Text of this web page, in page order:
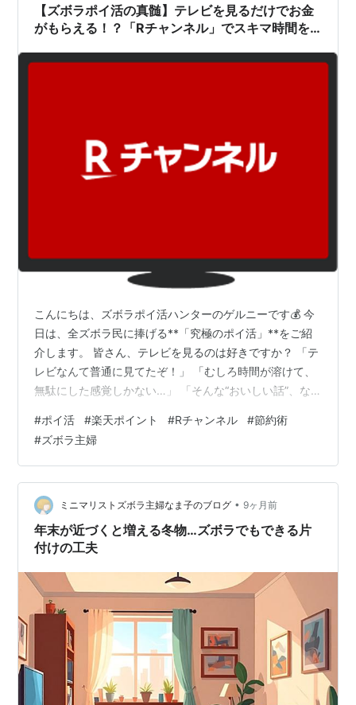
わ…
【ズボラポイ活の真髄】テレビを見るだけでお金
がもらえる！？「Rチャンネル」でスキマ時間を
こんにちは、ズボラポイ活ハンターのゲルニーです💰 今
日は、全ズボラ民に捧げる**「究極のポイ活」**をご紹
介します。 皆さん、テレビを見るのは好きですか？ 「テ
レビなんて普通に見てたぞ！」 「むしろ時間が溶けて、
無駄にした感覚しかない…」 「そんな“おいしい話”、な
うですが、 今、ここでその「上ネタ」を解禁します。 📺
楽天が運営する「Rチャンネル」が凄すぎる 出典元：
https://channel.rakuten.co.jp/ その正体は、楽天が運営
している無料のリニア型動画配信サービス 「Rチャンネ
ル」です！ Rチャンネル公式サイト： …
#ポイ活 #楽天ポイント #Rチャンネル #節約術
#ズボラ主婦
ミニマリストズボラ主婦なま子のブログ • 9ヶ月前
年末が近づくと増える冬物…ズボラでもできる片
付けの工夫